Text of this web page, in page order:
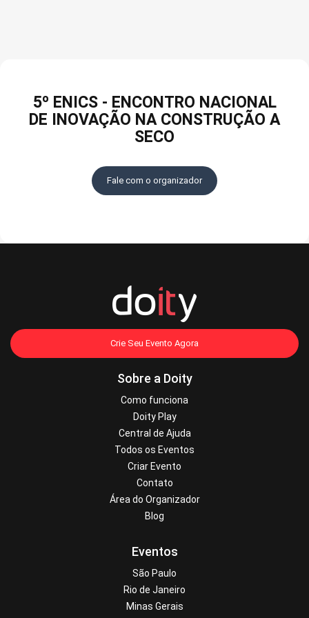
5º ENICS - ENCONTRO NACIONAL
DE INOVAÇÃO NA CONSTRUÇÃO A
SECO
Fale com o organizador
Crie Seu Evento Agora
Sobre a Doity
Como funciona
Doity Play
Central de Ajuda
Todos os Eventos
Criar Evento
Contato
Área do Organizador
Blog
Eventos
São Paulo
Rio de Janeiro
Minas Gerais